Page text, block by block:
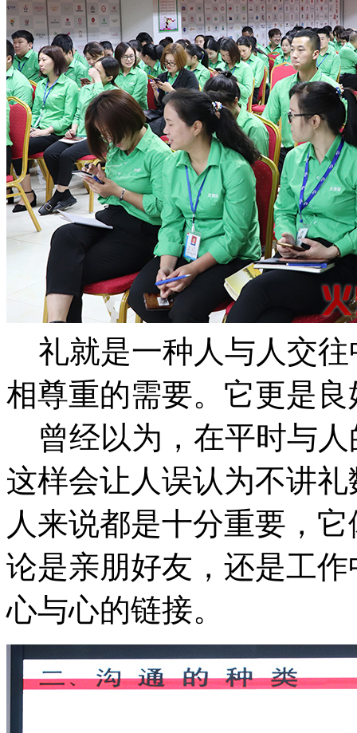
礼就是一种人与人交往
相尊重的需要。它更是
曾经以为，在平时与人
这样会让人误认为不讲
人来说都是十分重要，
论是亲朋好友，还是工
心与心的链接。